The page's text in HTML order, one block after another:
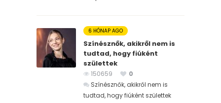
6 HÓNAP AGO
Színésznők, akikről nem is
tudtad, hogy fiúként
születtek
150659
0
Színésznők, akikről nem is
tudtad, hogy fiúként születtek